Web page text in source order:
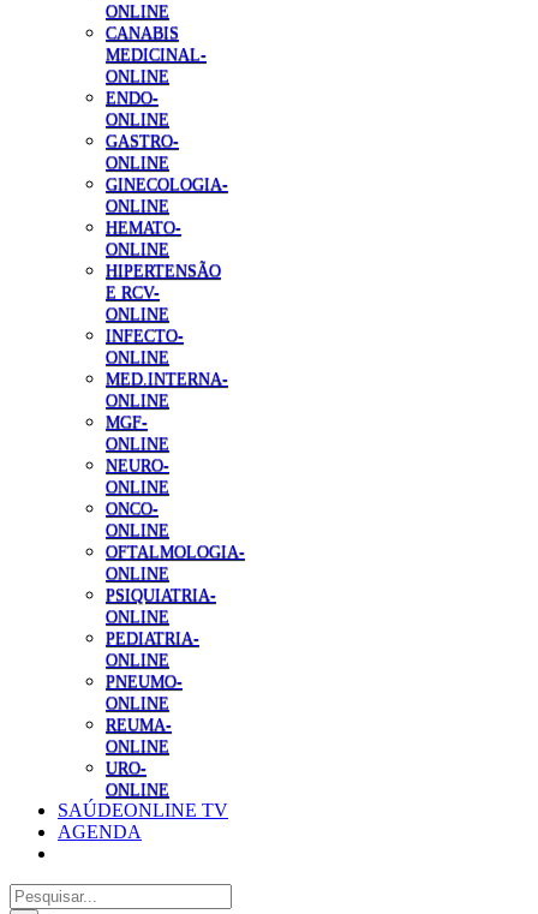
ONLINE
CANABIS
MEDICINAL-
ONLINE
ENDO-
ONLINE
GASTRO-
ONLINE
GINECOLOGIA-
ONLINE
HEMATO-
ONLINE
HIPERTENSÃO
E RCV-
ONLINE
INFECTO-
ONLINE
MED.INTERNA-
ONLINE
MGF-
ONLINE
NEURO-
ONLINE
ONCO-
ONLINE
OFTALMOLOGIA-
ONLINE
PSIQUIATRIA-
ONLINE
PEDIATRIA-
ONLINE
PNEUMO-
ONLINE
REUMA-
ONLINE
URO-
ONLINE
SAÚDEONLINE TV
AGENDA
Pesquisar